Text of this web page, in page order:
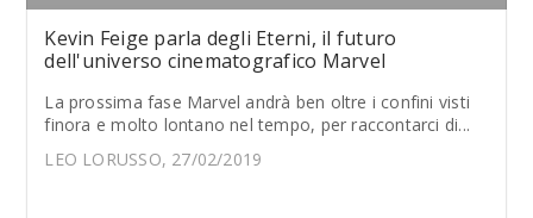
Kevin Feige parla degli Eterni, il futuro
dell'universo cinematografico Marvel
La prossima fase Marvel andrà ben oltre i confini visti
finora e molto lontano nel tempo, per raccontarci di...
LEO LORUSSO, 27/02/2019